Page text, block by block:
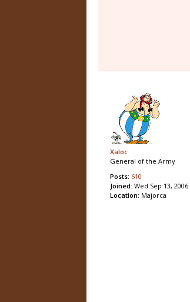
Xaloc
General of the Army
Posts: 610
Joined: Wed Sep 13,
Location: Majorca